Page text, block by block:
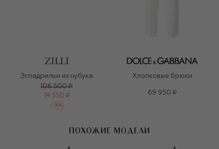
Эспадрильи из нубука
106 500 ₽
74 550 ₽
-30%
Хлопковые брюки
69 950 ₽
ПОХОЖИЕ МОДЕЛИ